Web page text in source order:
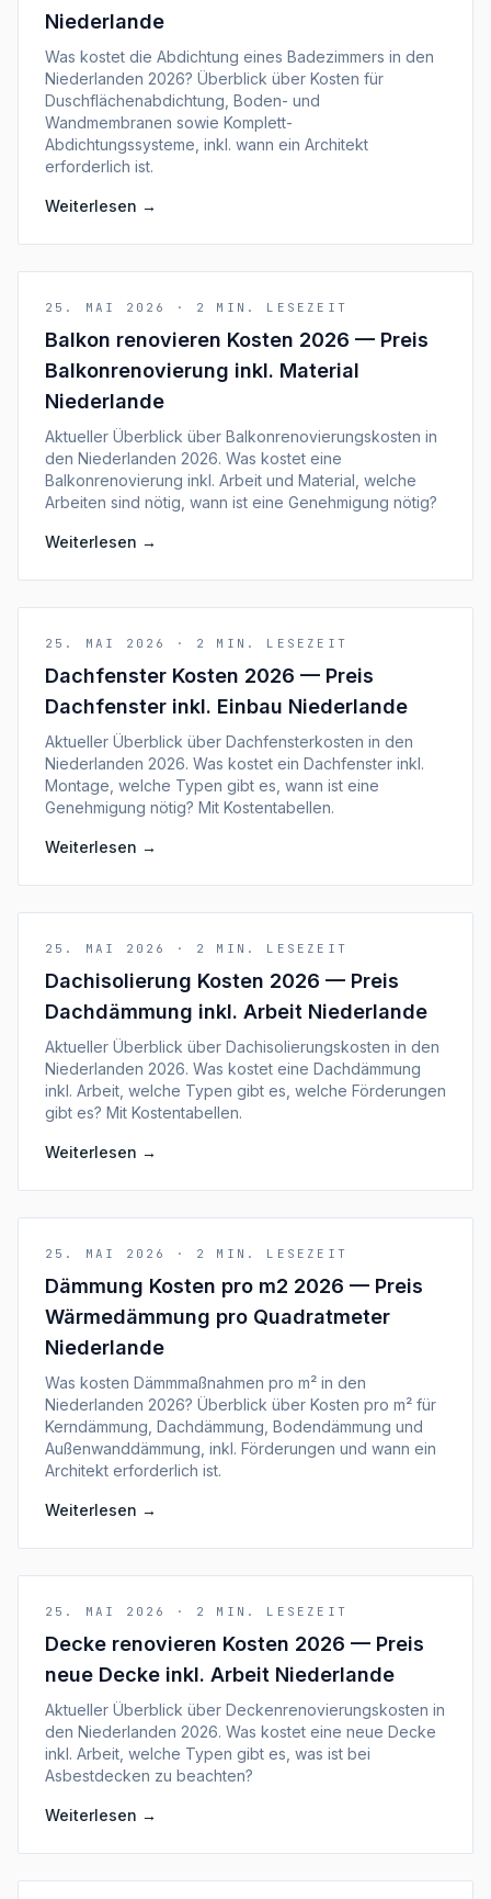
Niederlande
Was kostet die Abdichtung eines Badezimmers in den
Niederlanden 2026? Überblick über Kosten für
Duschflächenabdichtung, Boden- und
Wandmembranen sowie Komplett-
Abdichtungssysteme, inkl. wann ein Architekt
erforderlich ist.
Weiterlesen →
25. MAI 2026 · 2 MIN. LESEZEIT
Balkon renovieren Kosten 2026 — Preis
Balkonrenovierung inkl. Material
Niederlande
Aktueller Überblick über Balkonrenovierungskosten in
den Niederlanden 2026. Was kostet eine
Balkonrenovierung inkl. Arbeit und Material, welche
Arbeiten sind nötig, wann ist eine Genehmigung nötig?
Weiterlesen →
25. MAI 2026 · 2 MIN. LESEZEIT
Dachfenster Kosten 2026 — Preis
Dachfenster inkl. Einbau Niederlande
Aktueller Überblick über Dachfensterkosten in den
Niederlanden 2026. Was kostet ein Dachfenster inkl.
Montage, welche Typen gibt es, wann ist eine
Genehmigung nötig? Mit Kostentabellen.
Weiterlesen →
25. MAI 2026 · 2 MIN. LESEZEIT
Dachisolierung Kosten 2026 — Preis
Dachdämmung inkl. Arbeit Niederlande
Aktueller Überblick über Dachisolierungskosten in den
Niederlanden 2026. Was kostet eine Dachdämmung
inkl. Arbeit, welche Typen gibt es, welche Förderungen
gibt es? Mit Kostentabellen.
Weiterlesen →
25. MAI 2026 · 2 MIN. LESEZEIT
Dämmung Kosten pro m2 2026 — Preis
Wärmedämmung pro Quadratmeter
Niederlande
Was kosten Dämmmaßnahmen pro m² in den
Niederlanden 2026? Überblick über Kosten pro m² für
Kerndämmung, Dachdämmung, Bodendämmung und
Außenwanddämmung, inkl. Förderungen und wann ein
Architekt erforderlich ist.
Weiterlesen →
25. MAI 2026 · 2 MIN. LESEZEIT
Decke renovieren Kosten 2026 — Preis
neue Decke inkl. Arbeit Niederlande
Aktueller Überblick über Deckenrenovierungskosten in
den Niederlanden 2026. Was kostet eine neue Decke
inkl. Arbeit, welche Typen gibt es, was ist bei
Asbestdecken zu beachten?
Weiterlesen →